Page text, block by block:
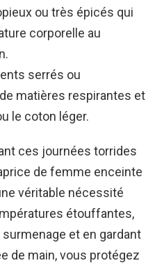
ou très épicés qui
corporelle au
serrés ou
matières respirantes et
le coton léger.
ces journées torrides
de femme enceinte
véritable nécessité
étouffantes,
et en gardant
de main, vous protégez